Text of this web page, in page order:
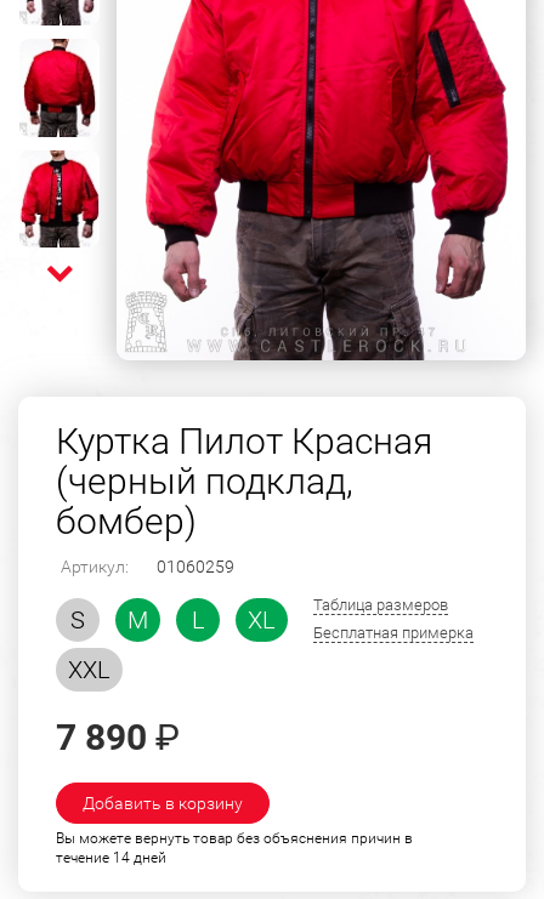
Куртка Пилот Красная
(черный подклад,
бомбер)
Артикул: 01060259
S M L
XL
XXL
Таблица размеров
Бесплатная примерка
7 890 ₽
Добавить в корзину
Вы можете вернуть товар без объяснения причин в
течение 14 дней